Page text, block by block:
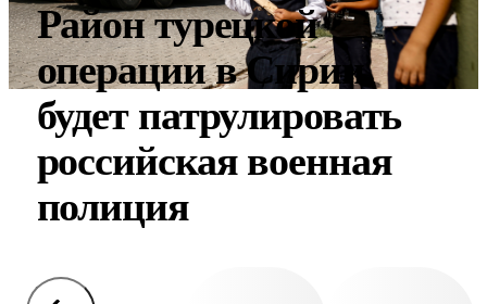
Район турецкой
операции в Сирии
будет патрулировать
российская военная
полиция